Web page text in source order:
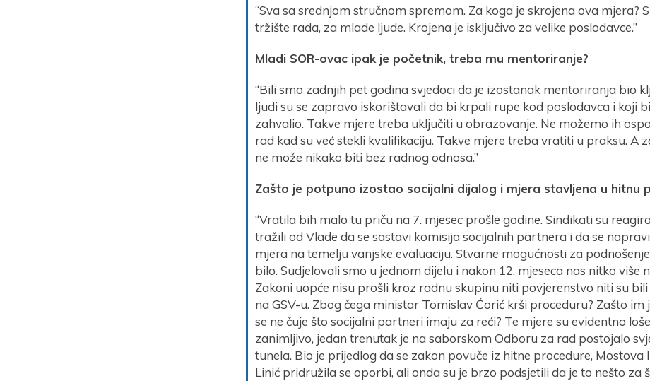
“Sva sa srednjom stručnom spremom. Za koga je skrojena ova mjera?
tržište rada, za mlade ljude. Krojena je isključivo za velike poslodavce.”
Mladi SOR-ovac ipak je početnik, treba mu mentoriranje?
“Bili smo zadnjih pet godina svjedoci da je izostanak mentoriranja bio
ljudi su se zapravo iskorištavali da bi krpali rupe kod poslodavca i koji
zahvalio. Takve mjere treba uključiti u obrazovanje. Ne možemo ih
rad kad su već stekli kvalifikaciju. Takve mjere treba vratiti u praksu. A
ne može nikako biti bez radnog odnosa.”
Zašto je potpuno izostao socijalni dijalog i mjera stavljena u hitnu
“Vratila bih malo tu priču na 7. mjesec prošle godine. Sindikati su
tražili od Vlade da se sastavi komisija socijalnih partnera i da se
mjera na temelju vanjske evaluaciju. Stvarne mogućnosti za
bilo. Sudjelovali smo u jednom dijelu i nakon 12. mjeseca nas nitko više
Zakoni uopće nisu prošli kroz radnu skupinu niti povjerenstvo niti su
na GSV-u. Zbog čega ministar Tomislav Ćorić krši proceduru? Zašto im
se ne čuje što socijalni partneri imaju za reći? Te mjere su evidentno
zanimljivo, jedan trenutak je na saborskom Odboru za rad postojalo
tunela. Bio je prijedlog da se zakon povuče iz hitne procedure, Mostova
Linić pridružila se oporbi, ali onda su je brzo podsjetili da je to nešto za